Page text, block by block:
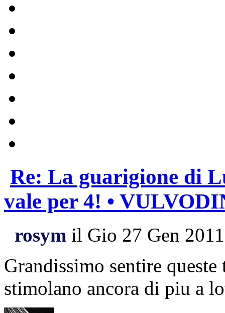
Re: La guarigione di
vale per 4! •
rosym il Gio 27 Gen
Grandissimo sentire
stimolano ancora di piu a